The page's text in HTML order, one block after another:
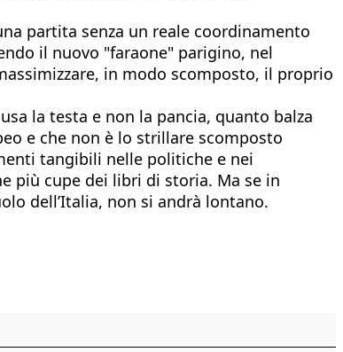
partita senza un reale coordinamento
il nuovo "faraone" parigino, nel
in modo scomposto, il proprio
la testa e non la pancia, quanto balza
e che non è lo strillare scomposto
tangibili nelle politiche e nei
più cupe dei libri di storia. Ma se in
dell’Italia, non si andrà lontano.